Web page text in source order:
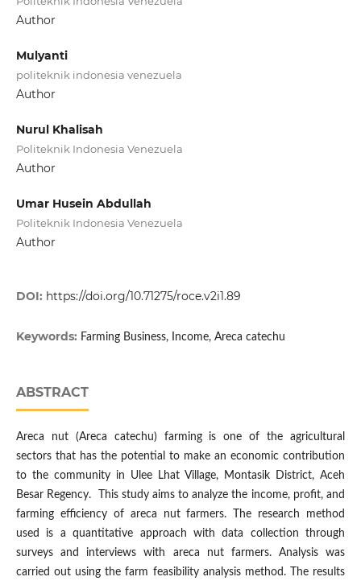
Author
Mulyanti
politeknik indonesia venezuela
Author
Nurul Khalisah
Politeknik Indonesia Venezuela
Author
Umar Husein Abdullah
Politeknik Indonesia Venezuela
Author
DOI: https://doi.org/10.71275/roce.v2i1.89
Keywords: Farming Business, Income, Areca catechu
ABSTRACT
Areca nut (Areca catechu) farming is one of the agricultural
sectors that has the potential to make an economic contribution
to the community in Ulee Lhat Village, Montasik District, Aceh
Besar Regency. This study aims to analyze the income, profit, and
farming efficiency of areca nut farmers. The research method
used is a quantitative approach with data collection through
surveys and interviews with areca nut farmers. Analysis was
carried out using the farm feasibility analysis method. The results